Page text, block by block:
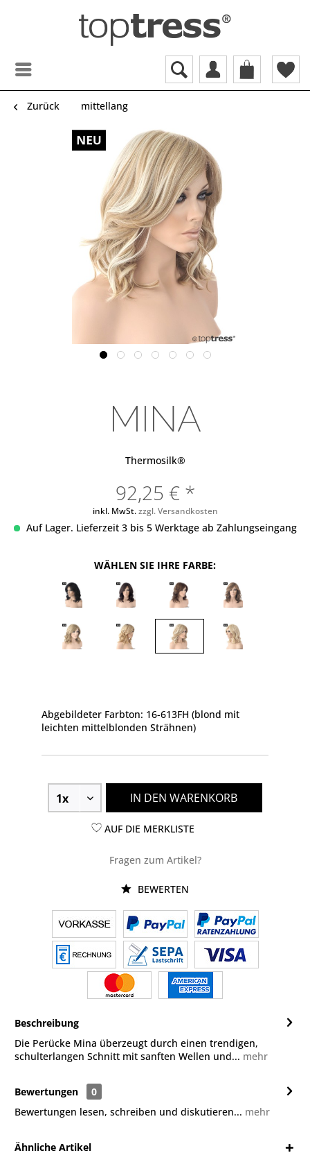
Zurück mittellang
MINA
Thermosilk®
92,25 € *
inkl. MwSt.zzgl. Versandkosten
Auf Lager. Lieferzeit 3 bis 5 Werktage ab Zahlungseingang
WÄHLEN SIE IHRE FARBE:
Abgebildeter Farbton: 16-613FH (blond mit
leichten mittelblonden Strähnen)
IN DEN WARENKORB
AUF DIE MERKLISTE
Fragen zum Artikel?
BEWERTEN
Beschreibung
Die Perücke Mina überzeugt durch einen trendigen,
schulterlangen Schnitt mit sanften Wellen und... mehr
Bewertungen
0
Bewertungen lesen, schreiben und diskutieren... mehr
Ähnliche Artikel